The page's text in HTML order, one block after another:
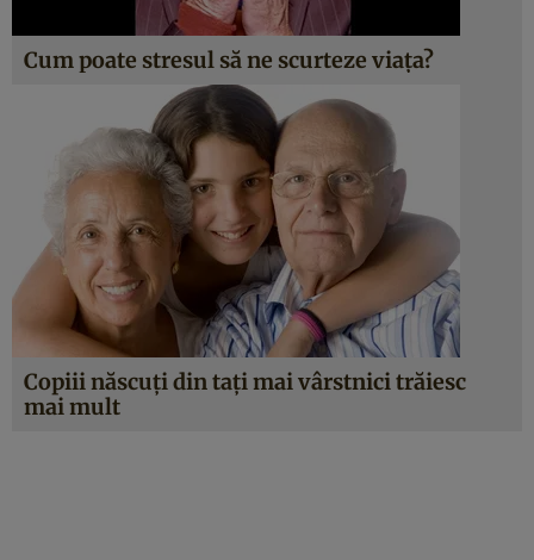
Cum poate stresul să ne scurteze viaţa?
Copiii născuţi din taţi mai vârstnici trăiesc
mai mult